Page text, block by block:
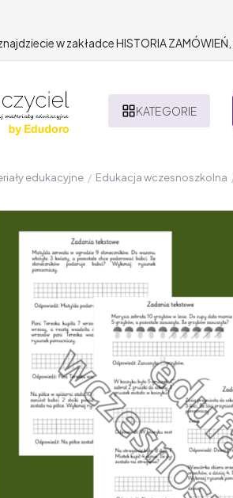
w zakładce HISTORIA
KATEGORIE
edukacyjne / Edukacja wczesnoszkolna